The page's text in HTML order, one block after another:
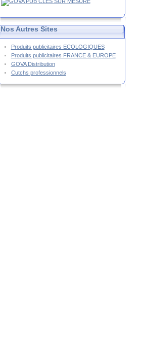
Nos Autres Sites
Produits publicitaires ECOLOGIQUES
Produits publicitaires FRANCE & EUROPE
GOVA Distribution
Cutchs professionnels